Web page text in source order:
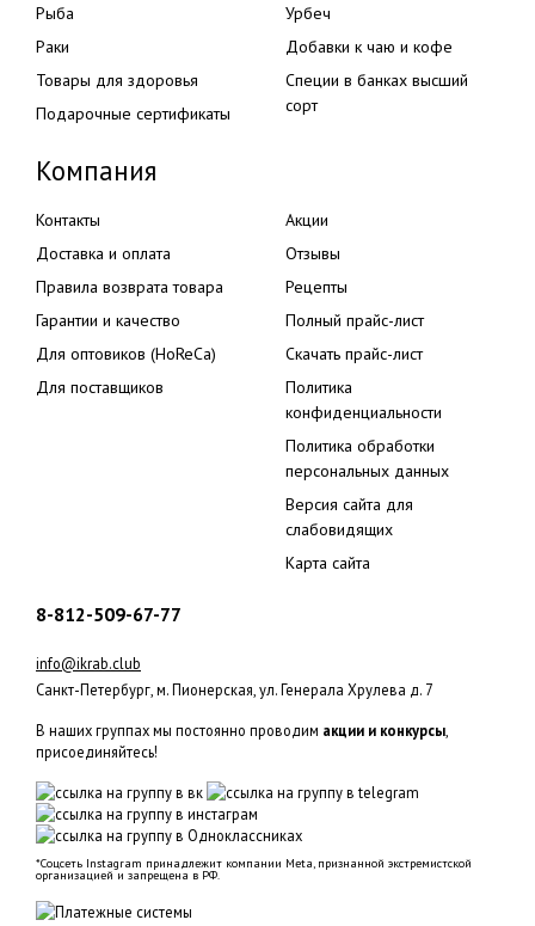
Рыба
Раки
Товары для здоровья
Подарочные сертификаты
Урбеч
Добавки к чаю и кофе
Специи в банках высший
сорт
Компания
Контакты
Доставка и оплата
Правила возврата товара
Гарантии и качество
Для оптовиков (HoReCa)
Для поставщиков
Акции
Отзывы
Рецепты
Полный прайс-лист
Скачать прайс-лист
Политика
конфиденциальности
Политика обработки
персональных данных
Версия сайта для
слабовидящих
Карта сайта
8-812-509-67-77
info@ikrab.club
Санкт-Петербург, м. Пионерская, ул. Генерала Хрулева д. 7
В наших группах мы постоянно проводим акции и конкурсы
присоединяйтесь!
*Соцсеть Instagram принадлежит компании Meta, признанной экстремистской
организацией и запрещена в РФ.